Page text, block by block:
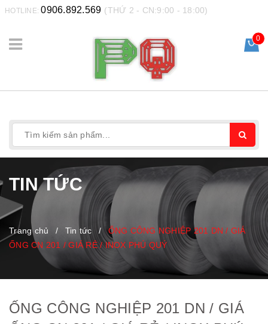
HOTLINE:0906.892.569 (THỨ 2 - CN:9:00 - 18:00)
0
TIN TỨC
Trang chủ / Tin tức /
ỐNG CÔNG NGHIỆP 201 DN / GIÁ
ỐNG CN 201 / GIÁ RẺ / INOX PHÚ QUÝ
ỐNG CÔNG NGHIỆP 201 DN / GIÁ